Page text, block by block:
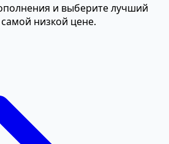
и выберите лучший
низкой цене.